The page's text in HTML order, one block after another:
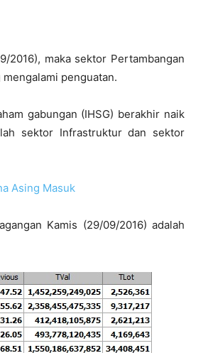
2016), maka sektor Pertambangan
penguatan.
gabungan (IHSG) berakhir naik
sektor Infrastruktur dan sektor
Asing Masuk
Kamis (29/09/2016) adalah